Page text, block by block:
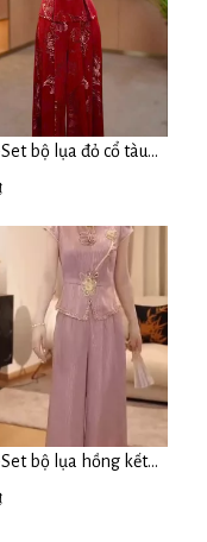
bộ lụa đỏ cổ tàu
cách điệu ( lụa)
bộ lụa hồng kết
)